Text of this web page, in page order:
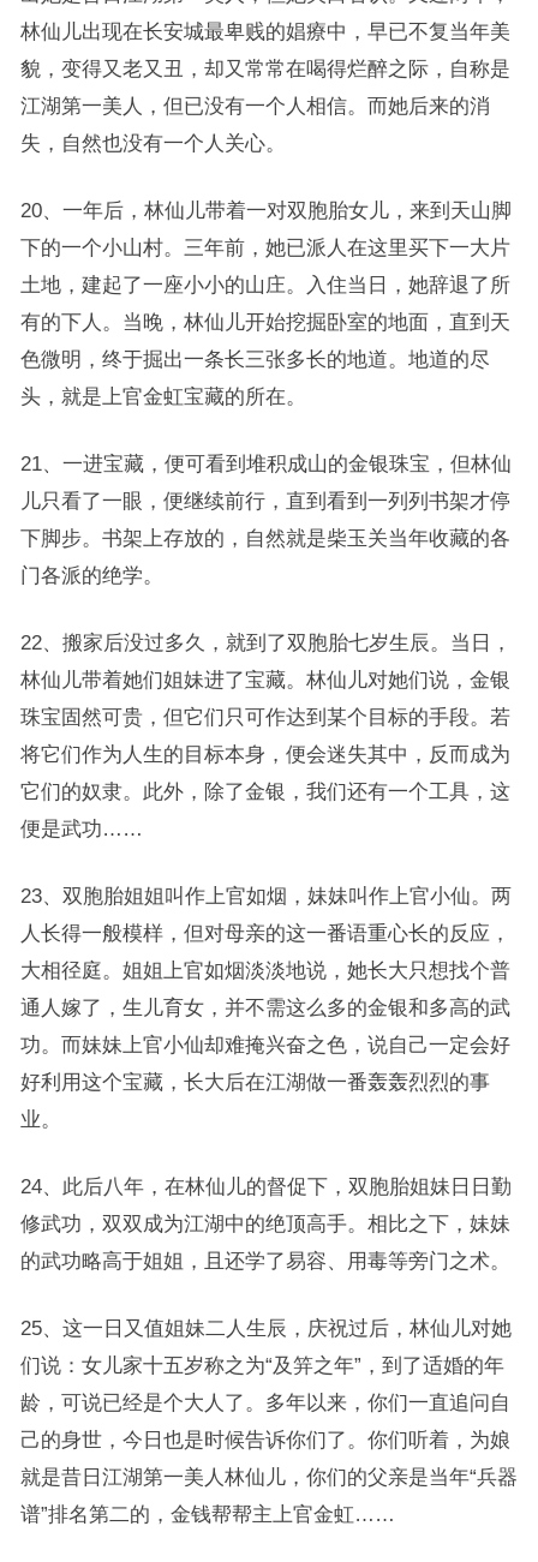
林仙儿出现在长安城最卑贱的娼療中，早已不复当年美
貌，变得又老又丑，却又常常在喝得烂醉之际，自称是
江湖第一美人，但已没有一个人相信。而她后来的消
失，自然也没有一个人关心。
20、一年后，林仙儿带着一对双胞胎女儿，来到天山脚
下的一个小山村。三年前，她已派人在这里买下一大片
土地，建起了一座小小的山庄。入住当日，她辞退了所
有的下人。当晚，林仙儿开始挖掘卧室的地面，直到天
色微明，终于掘出一条长三张多长的地道。地道的尽
头，就是上官金虹宝藏的所在。
21、一进宝藏，便可看到堆积成山的金银珠宝，但林仙
儿只看了一眼，便继续前行，直到看到一列列书架才停
下脚步。书架上存放的，自然就是柴玉关当年收藏的各
门各派的绝学。
22、搬家后没过多久，就到了双胞胎七岁生辰。当日，
林仙儿带着她们姐妹进了宝藏。林仙儿对她们说，金银
珠宝固然可贵，但它们只可作达到某个目标的手段。若
将它们作为人生的目标本身，便会迷失其中，反而成为
它们的奴隶。此外，除了金银，我们还有一个工具，这
便是武功……
23、双胞胎姐姐叫作上官如烟，妹妹叫作上官小仙。两
人长得一般模样，但对母亲的这一番语重心长的反应，
大相径庭。姐姐上官如烟淡淡地说，她长大只想找个普
通人嫁了，生儿育女，并不需这么多的金银和多高的武
功。而妹妹上官小仙却难掩兴奋之色，说自己一定会好
好利用这个宝藏，长大后在江湖做一番轰轰烈烈的事
业。
24、此后八年，在林仙儿的督促下，双胞胎姐妹日日勤
修武功，双双成为江湖中的绝顶高手。相比之下，妹妹
的武功略高于姐姐，且还学了易容、用毒等旁门之术。
25、这一日又值姐妹二人生辰，庆祝过后，林仙儿对她
们说：女儿家十五岁称之为“及笄之年”，到了适婚的年
龄，可说已经是个大人了。多年以来，你们一直追问自
己的身世，今日也是时候告诉你们了。你们听着，为娘
就是昔日江湖第一美人林仙儿，你们的父亲是当年“兵器
谱”排名第二的，金钱帮帮主上官金虹……